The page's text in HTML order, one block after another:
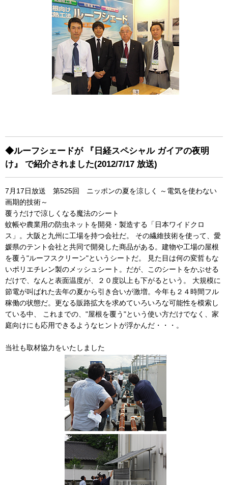
◆ルーフシェードが 『日経スペシャル ガイアの夜明
け』 で紹介されました(2012/7/17 放送)
7月17日放送 第525回 ニッポンの夏を涼しく ～電気を使わない
画期的技術～
覆うだけで涼しくなる魔法のシート
蚊帳や農業用の防虫ネットを開発・製造する「日本ワイドクロ
ス」。大阪と九州に工場を持つ会社だ。 その繊維技術を使って、愛
媛県のテント会社と共同で開発した商品がある。建物や工場の屋根
を覆う"ルーフスクリーン"というシートだ。 見た目は何の変哲もな
いポリエチレン製のメッシュシート。だが、このシートをかぶせる
だけで、なんと表面温度が、２０度以上も下がるという。 大規模に
節電が叫ばれた去年の夏から引き合いが激増。今年も２４時間フル
稼働の状態だ。更なる販路拡大を求めていろいろな可能性を模索し
ている中、 これまでの、"屋根を覆う"という使い方だけでなく、家
庭向けにも応用できるようなヒントが浮かんだ・・・。
当社も取材協力をいたしました